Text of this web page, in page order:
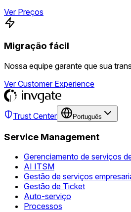
Ver Preços
Migração fácil
Nossa equipe garante que sua
Ver Customer Experience
Trust Center Português
Service Management
Gerenciamento de serviços
AI ITSM
Gestão de serviços
Gestão de Ticket
Auto-serviço
Processos